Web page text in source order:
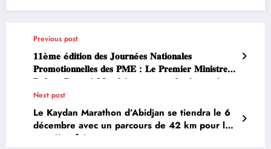
Previous post
𝟏𝟏è𝐦𝐞 é𝐝𝐢𝐭𝐢𝐨𝐧 𝐝𝐞𝐬 𝐉𝐨𝐮𝐫𝐧é𝐞𝐬 𝐍𝐚𝐭𝐢𝐨𝐧𝐚𝐥𝐞𝐬
𝐏𝐫𝐨𝐦𝐨𝐭𝐢𝐨𝐧𝐧𝐞𝐥𝐥𝐞𝐬 𝐝𝐞𝐬 𝐏𝐌𝐄 : 𝐋𝐞 𝐏𝐫𝐞𝐦𝐢𝐞𝐫 𝐌𝐢𝐧𝐢𝐬𝐭𝐫𝐞
𝐑𝐨𝐛𝐞𝐫𝐭 𝐁𝐞𝐮𝐠𝐫é 𝐌𝐚𝐦𝐛é 𝐞𝐧𝐜𝐨𝐮𝐫𝐚𝐠𝐞 𝐥𝐞𝐬 𝐣𝐞𝐮𝐧𝐞𝐬 à
𝐥’𝐞𝐧𝐭𝐫𝐞𝐩𝐫𝐞𝐧𝐞𝐮𝐫𝐢𝐚𝐭
Next post
Le Kaydan Marathon d’Abidjan se tiendra le 6
décembre avec un parcours de 42 km pour la
première fois